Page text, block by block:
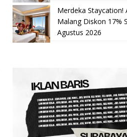
Merdeka Staycation!
Malang Diskon 17%
Agustus 2026